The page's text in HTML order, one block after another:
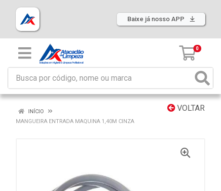
Baixe já nosso APP
0
VOLTAR
INÍCIO
MANGUEIRA ENTRADA MAQUINA 1,40M CINZA